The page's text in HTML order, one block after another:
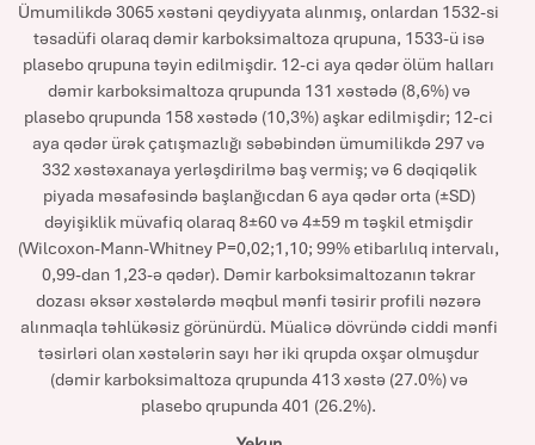
Ümumilikdə 3065 xəstəni qeydiyyata alınmış, onlardan 1532-si
təsadüfi olaraq dəmir karboksimaltoza qrupuna, 1533-ü isə
plasebo qrupuna təyin edilmişdir. 12-ci aya qədər ölüm halları
dəmir karboksimaltoza qrupunda 131 xəstədə (8,6%) və
plasebo qrupunda 158 xəstədə (10,3%) aşkar edilmişdir; 12-ci
aya qədər ürək çatışmazlığı səbəbindən ümumilikdə 297 və
332 xəstəxanaya yerləşdirilmə baş vermiş; və 6 dəqiqəlik
piyada məsafəsində başlanğıcdan 6 aya qədər orta (±SD)
dəyişiklik müvafiq olaraq 8±60 və 4±59 m təşkil etmişdir
(Wilcoxon-Mann-Whitney P=0,02;1,10; 99% etibarlılıq intervalı,
0,99-dan 1,23-ə qədər). Dəmir karboksimaltozanın təkrar
dozası əksər xəstələrdə məqbul mənfi təsirir profili nəzərə
alınmaqla təhlükəsiz görünürdü. Müalicə dövründə ciddi mənfi
təsirləri olan xəstələrin sayı hər iki qrupda oxşar olmuşdur
(dəmir karboksimaltoza qrupunda 413 xəstə (27.0%) və
plasebo qrupunda 401 (26.2%).